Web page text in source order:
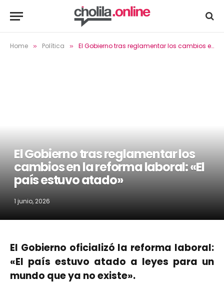
Home » Política » El Gobierno tras reglamentar los cambios en la reforma laboral: «El país estuvo atado»
El Gobierno tras reglamentar los
cambios en la reforma laboral: «El
país estuvo atado»
1 junio, 2026
El Gobierno oficializó la reforma laboral:
«El país estuvo atado a leyes para un
mundo que ya no existe».